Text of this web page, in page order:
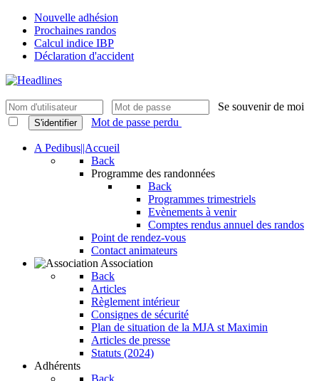
Nouvelle adhésion
Prochaines randos
Calcul indice IBP
Déclaration d'accident
Se souvenir de moi
S'identifier Mot de passe perdu
A Pedibus||Accueil
Back
Programme des randonnées
Back
Programmes trimestriels
Evènements à venir
Comptes rendus annuel des randos
Point de rendez-vous
Contact animateurs
Association
Back
Articles
Règlement intérieur
Consignes de sécurité
Plan de situation de la MJA st Maximin
Articles de presse
Statuts (2024)
Adhérents
Back